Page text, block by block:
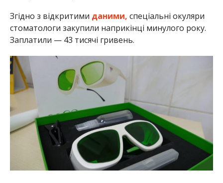
Згідно з відкритими даними, спеціальні окуляри
стоматологи закупили наприкінці минулого року.
Заплатили — 43 тисячі гривень.